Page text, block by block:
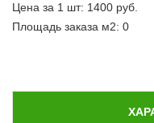
Цена за 1 шт: 1400 руб.
Площадь заказа м2: 0